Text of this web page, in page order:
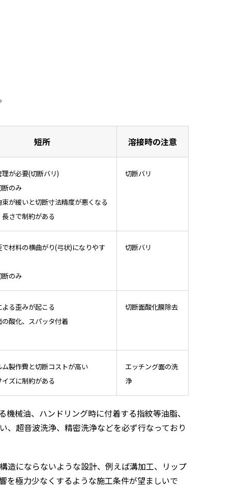
短所 溶接時の注意
理が必要(切断バリ)
断のみ
束が緩いと切断寸法精度が悪くなる
長さで制約がある
切断バリ
で材料の横曲がり(弓状)になりやす
断のみ
切断バリ
よる歪みが起こる
の酸化、スパッタ付着
切断面酸化膜除去
ム製作費と切断コストが高い
イズに制約がある
エッチング面の洗
浄
械油、ハンドリング時に付着する指紋等油脂、
、超音波洗浄、精密洗浄などを必ず行なっており
造にならないような設計、例えば溝加工、リップ
を極力少なくするような施工条件が望ましいで